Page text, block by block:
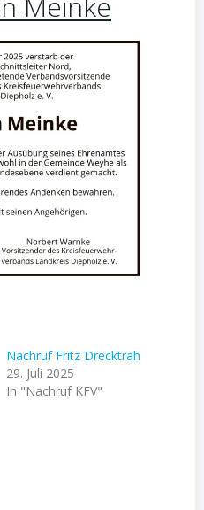
Nachruf Fritz Drecktrah
29. Juli 2025
In "Nachruf KFV"